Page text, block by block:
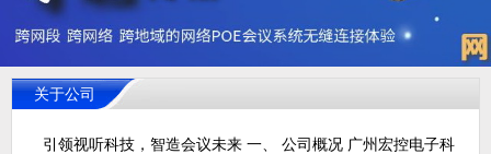
关于公司
引领视听科技，智造会议未来 一、 公司概况 广州宏控电子科